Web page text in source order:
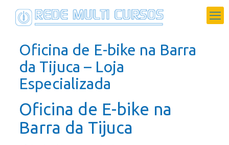
Oficina de E-bike na Barra
da Tijuca – Loja
Especializada
Oficina de E-bike na
Barra da Tijuca